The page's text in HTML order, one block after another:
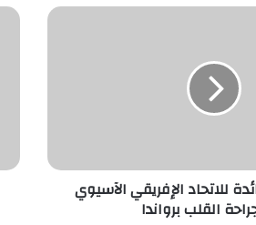
للاتحاد الإفريقي الآسيوي
القلب برواندا